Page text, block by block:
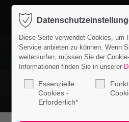
Login
Benutzername
Passwort
Diese Seite verwendet Cookies, um
Service anbieten zu können. Wenn
weitersurfen, müssen Sie der
Informationen finden Sie in unserer
Essenzielle
Cookies -
Erforderlich*